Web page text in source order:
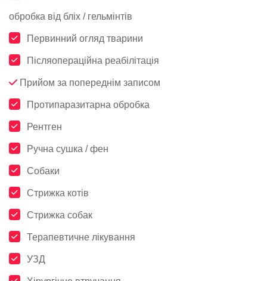
обробка від бліх / гельмінтів
Первинний огляд тварини
Післяопераційна реабілітація
Прийом за попереднім записом
Протипаразитарна обробка
Рентген
Ручна сушка / фен
Собаки
Стрижка котів
Стрижка собак
Терапевтичне лікування
УЗД